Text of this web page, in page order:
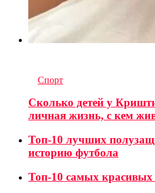
Спорт
Сколько детей у
личная жизнь, с кем
Топ-10 лучших
историю футбола
Топ-10 самых красивых